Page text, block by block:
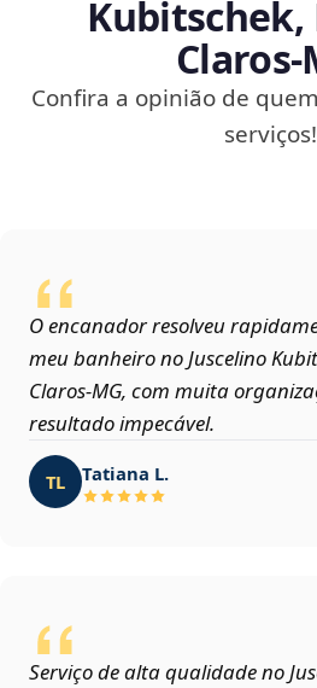
Kubitschek,
Confira a opinião de
serviços!
O encanador resolveu
meu banheiro no Juscelino
Claros‑MG, com muita
resultado impecável.
TL Tatiana L.
Serviço de alta qualidade no